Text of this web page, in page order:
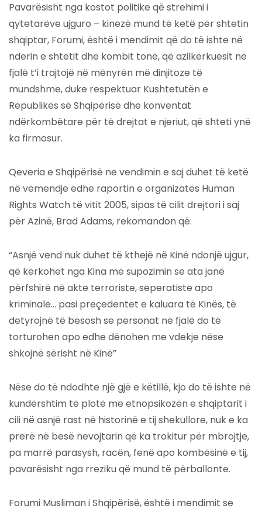
Pavarësisht nga kostot politike që strehimi i
qytetarëve ujguro – kinezë mund të ketë për shtetin
shqiptar, Forumi, është i mendimit që do të ishte në
nderin e shtetit dhe kombit tonë, që azilkërkuesit në
fjalë t’i trajtojë në mënyrën më dinjitoze të
mundshme, duke respektuar Kushtetutën e
Republikës së Shqipërisë dhe konventat
ndërkombëtare për të drejtat e njeriut, që shteti ynë
ka firmosur.
Qeveria e Shqipërisë ne vendimin e saj duhet të ketë
në vëmendje edhe raportin e organizatës Human
Rights Watch të vitit 2005, sipas të cilit drejtori i saj
për Azinë, Brad Adams, rekomandon që:
“Asnjë vend nuk duhet të kthejë në Kinë ndonjë ujgur,
që kërkohet nga Kina me supozimin se ata janë
përfshirë në akte terroriste, seperatiste apo
kriminale… pasi preçedentet e kaluara të Kinës, të
detyrojnë të besosh se personat në fjalë do të
torturohen apo edhe dënohen me vdekje nëse
shkojnë sërisht në Kinë”
Nëse do të ndodhte një gjë e këtillë, kjo do të ishte në
kundërshtim të plotë me etnopsikozën e shqiptarit i
cili në asnjë rast në historinë e tij shekullore, nuk e ka
prerë në besë nevojtarin që ka trokitur për mbrojtje,
pa marrë parasysh, racën, fenë apo kombësinë e tij,
pavarësisht nga rreziku që mund të përballonte.
Forumi Musliman i Shqipërisë, është i mendimit se